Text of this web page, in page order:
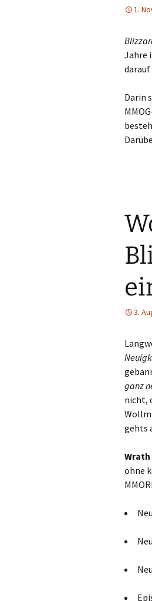
1.
Jahre
Darin
3.
ganz
nicht,
gehts
ohne